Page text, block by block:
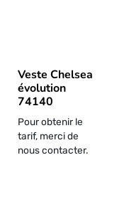
Veste Chelsea
évolution
74140
Pour obtenir le
tarif, merci de
nous contacter.